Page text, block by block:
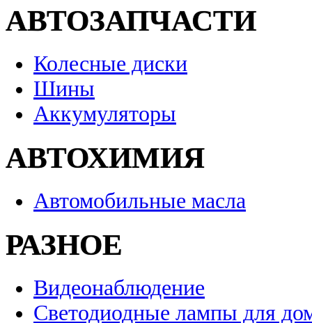
АВТОЗАПЧАСТИ
Колесные диски
Шины
Аккумуляторы
АВТОХИМИЯ
Автомобильные масла
РАЗНОЕ
Видеонаблюдение
Светодиодные лампы для